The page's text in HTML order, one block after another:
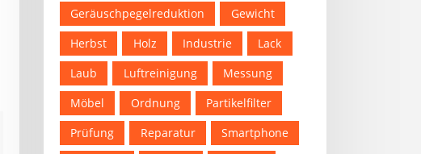
Geräuschpegelreduktion
Gewicht
Herbst
Holz Industrie
Lack
Laub
Luftreinigung
Messung
Möbel
Ordnung
Partikelfilter
Prüfung
Reparatur
Smartphone